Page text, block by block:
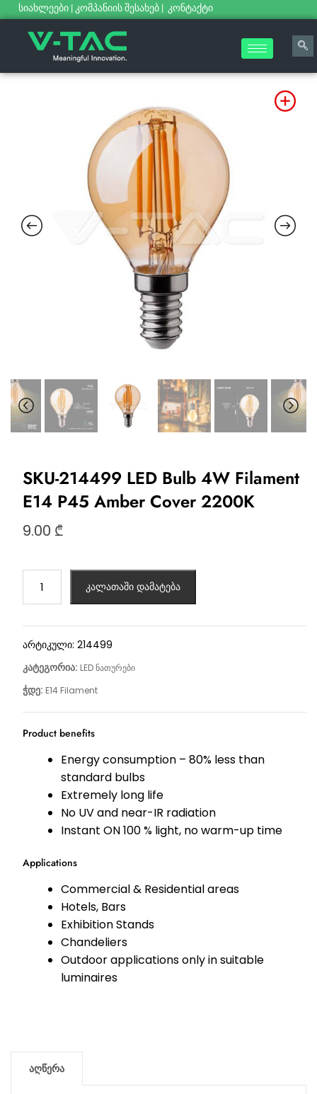
სიახლეები | კომპანიის შესახებ | კონტაქტი
SKU-214499 LED Bulb 4W Filament
E14 P45 Amber Cover 2200K
9.00 ₾
კალათაში დამატება
არტიკული: 214499
კატეგორია: LED ნათურები
ჭდე: E14 Filament
Product benefits
Energy consumption – 80% less than
standard bulbs
Extremely long life
No UV and near-IR radiation
Instant ON 100 % light, no warm-up time
Applications
Commercial & Residential areas
Hotels, Bars
Exhibition Stands
Chandeliers
Outdoor applications only in suitable
luminaires
აღწერა